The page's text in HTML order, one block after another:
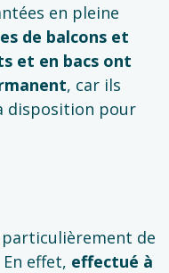
en pleine
de balcons et
et en bacs ont
, car ils
disposition pour
de
effet, effectué à